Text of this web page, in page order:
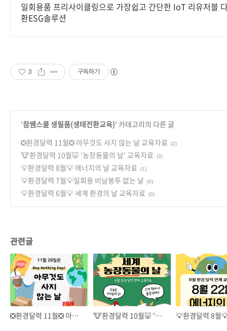
일회용품 프리사이클링으로 가장쉽고 간단한 IoT 리유저블
환ESG솔루션
3 구독하기
'참쌤스쿨 생필품(생태전환교육)' 카테고리의 다른 글
❎환경달력 11월❎ 아무것도 사지 않는 날 교육자료
(2)
🐮환경달력 10월🐷 '농장동물의 날' 교육자료 (3)
💡환경달력 8월💡 에너지의 날 교육자료 (1)
💡환경달력 7월💡일회용 비닐봉투 없는 날 (0)
💡환경달력 6월💡 세계 환경의 날 교육자료 (0)
관련글
❎환경달력 11월❎ 아무것도 사지 않는 날 교육자료 🐮환경달력 10월🐷 '농장동물의 날' 교육자료